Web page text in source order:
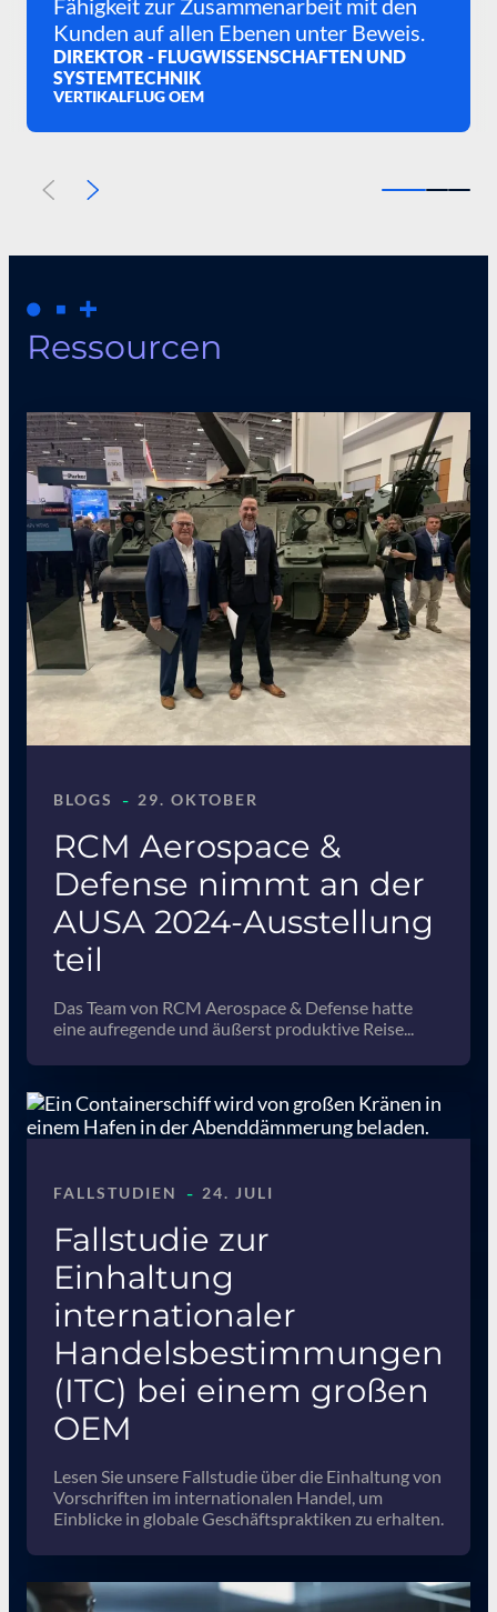
Fähigkeit zur Zusammenarbeit mit den
Kunden auf allen Ebenen unter Beweis.
DIREKTOR - FLUGWISSENSCHAFTEN UND
SYSTEMTECHNIK
VERTIKALFLUG OEM
Vorherige
Weiter
Ressourcen
RCM Aerospace &
Defense nimmt an der
AUSA 2024-Ausstellung
teil
BLOGS - 29. OKTOBER
Das Team von RCM Aerospace & Defense hatte
eine aufregende und äußerst produktive Reise...
Fallstudie zur
Einhaltung
internationaler
Handelsbestimmungen
(ITC) bei einem großen
OEM
FALLSTUDIEN - 24. JULI
Lesen Sie unsere Fallstudie über die Einhaltung von
Vorschriften im internationalen Handel, um
Einblicke in globale Geschäftspraktiken zu erhalten.